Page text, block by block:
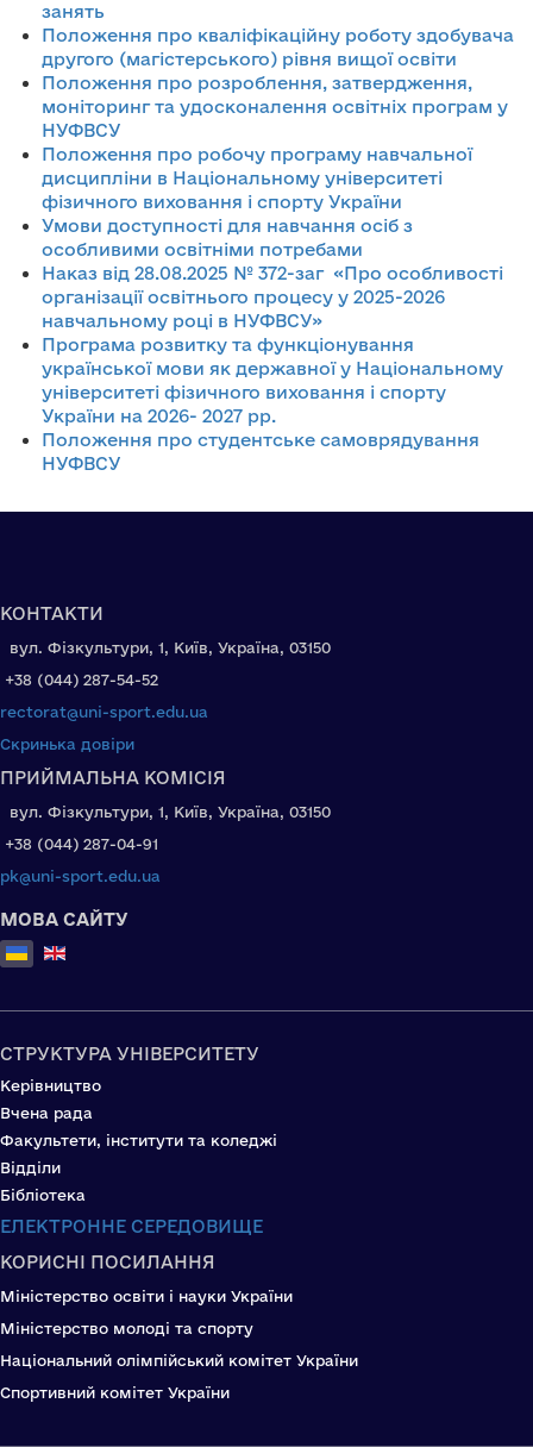
занять
Положення про кваліфікаційну роботу здобувача
другого (магістерського) рівня вищої освіти
Положення про розроблення, затвердження,
моніторинг та удосконалення освітніх програм у
НУФВСУ
Положення про робочу програму навчальної
дисципліни в Національному університеті
фізичного виховання і спорту України
Умови доступності для навчання осіб з
особливими освітніми потребами
Наказ від 28.08.2025 № 372-заг «Про особливості
організації освітнього процесу у 2025-2026
навчальному році в НУФВСУ»
Програма розвитку та функціонування
української мови як державної у Національному
університеті фізичного виховання і спорту
України на 2026- 2027 рр.
Положення про студентське самоврядування
НУФВСУ
КОНТАКТИ
вул. Фізкультури, 1, Київ, Україна, 03150
+38 (044) 287-54-52
rectorat@uni-sport.edu.ua
Скринька довіри
ПРИЙМАЛЬНА КОМІСІЯ
вул. Фізкультури, 1, Київ, Україна, 03150
+38 (044) 287-04-91
pk@uni-sport.edu.ua
МОВА САЙТУ
Оберіть свою мову
СТРУКТУРА УНІВЕРСИТЕТУ
Керівництво
Вчена рада
Факультети, інститути та коледжі
Відділи
Бібліотека
ЕЛЕКТРОННЕ СЕРЕДОВИЩЕ
КОРИСНІ ПОСИЛАННЯ
Міністерство освіти і науки України
Міністерство молоді та спорту
Національний олімпійський комітет України
Спортивний комітет України